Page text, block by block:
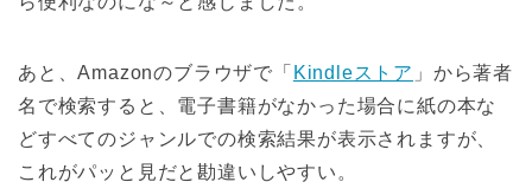
あと、Amazonのブラウザで「 Kindleストア 」から著者
名で検索すると、電子書籍がなかった場合に紙の本な
どすべてのジャンルでの検索結果が表示されますが、
これがパッと見だと勘違いしやすい。